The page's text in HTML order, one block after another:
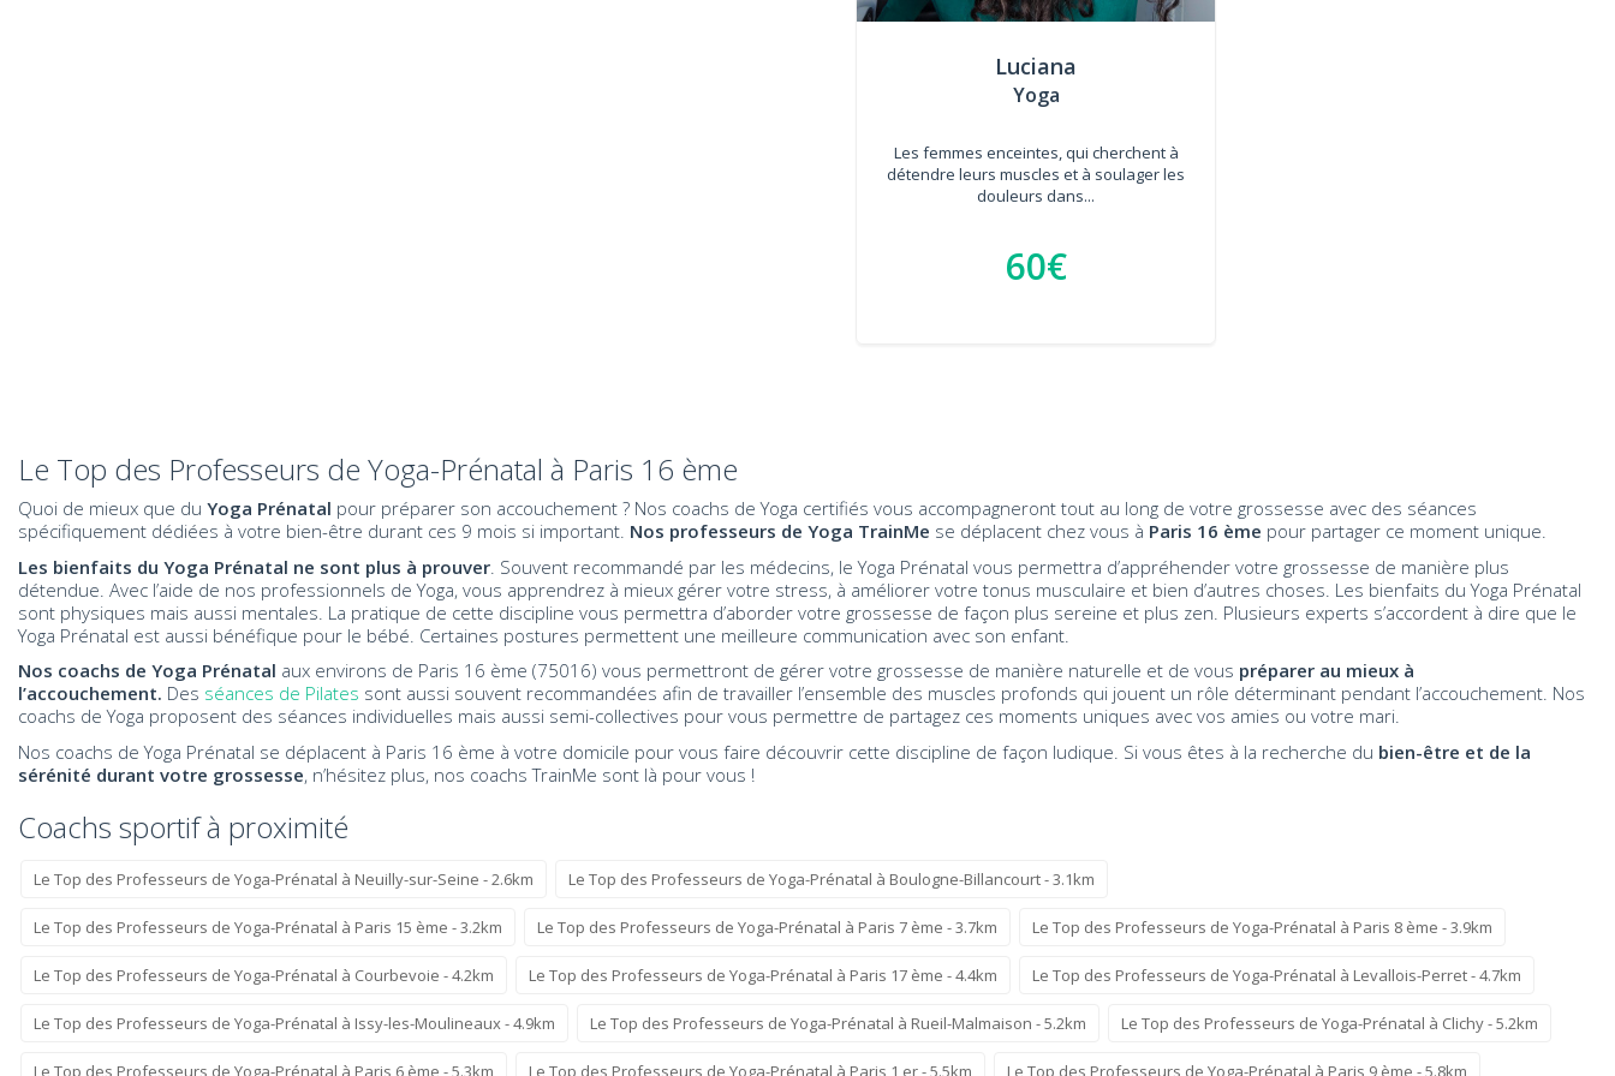
Luciana
Yoga
Les femmes enceintes, qui cherchent à
détendre leurs muscles et à soulager les
douleurs dans...
60€
Le Top des Professeurs de Yoga-Prénatal à Paris 16 ème
Quoi de mieux que du Yoga Prénatal pour préparer son accouchement ? Nos coachs de Yoga certifiés vous accompagneront tout au long de votre grossesse avec des séances
spécifiquement dédiées à votre bien-être durant ces 9 mois si important. Nos professeurs de Yoga TrainMe se déplacent chez vous à Paris 16 ème pour partager ce moment unique.
Les bienfaits du Yoga Prénatal ne sont plus à prouver . Souvent recommandé par les médecins, le Yoga Prénatal vous permettra d’appréhender votre grossesse de manière plus
détendue. Avec l’aide de nos professionnels de Yoga, vous apprendrez à mieux gérer votre stress, à améliorer votre tonus musculaire et bien d’autres choses. Les bienfaits du Yoga Prénatal
sont physiques mais aussi mentales. La pratique de cette discipline vous permettra d’aborder votre grossesse de façon plus sereine et plus zen. Plusieurs experts s’accordent à dire que le
Yoga Prénatal est aussi bénéfique pour le bébé. Certaines postures permettent une meilleure communication avec son enfant.
Nos coachs de Yoga Prénatal aux environs de Paris 16 ème (75016) vous permettront de gérer votre grossesse de manière naturelle et de vous préparer au mieux à
l’accouchement. Des séances de Pilates sont aussi souvent recommandées afin de travailler l’ensemble des muscles profonds qui jouent un rôle déterminant pendant l’accouchement. Nos
coachs de Yoga proposent des séances individuelles mais aussi semi-collectives pour vous permettre de partagez ces moments uniques avec vos amies ou votre mari.
Nos coachs de Yoga Prénatal se déplacent à Paris 16 ème à votre domicile pour vous faire découvrir cette discipline de façon ludique. Si vous êtes à la recherche du bien-être et de la
sérénité durant votre grossesse, n’hésitez plus, nos coachs TrainMe sont là pour vous !
Coachs sportif à proximité
Le Top des Professeurs de Yoga-Prénatal à Neuilly-sur-Seine - 2.6km Le Top des Professeurs de Yoga-Prénatal à Boulogne-Billancourt - 3.1km
Le Top des Professeurs de Yoga-Prénatal à Paris 15 ème - 3.2km Le Top des Professeurs de Yoga-Prénatal à Paris 7 ème - 3.7km Le Top des Professeurs de Yoga-Prénatal à Paris 8 ème - 3.9km
Le Top des Professeurs de Yoga-Prénatal à Courbevoie - 4.2km Le Top des Professeurs de Yoga-Prénatal à Paris 17 ème - 4.4km Le Top des Professeurs de Yoga-Prénatal à Levallois-Perret - 4.7km
Le Top des Professeurs de Yoga-Prénatal à Issy-les-Moulineaux - 4.9km Le Top des Professeurs de Yoga-Prénatal à Rueil-Malmaison - 5.2km Le Top des Professeurs de Yoga-Prénatal à Clichy - 5.2km
Le Top des Professeurs de Yoga-Prénatal à Paris 6 ème - 5.3km Le Top des Professeurs de Yoga-Prénatal à Paris 1 er - 5.5km Le Top des Professeurs de Yoga-Prénatal à Paris 9 ème - 5.8km